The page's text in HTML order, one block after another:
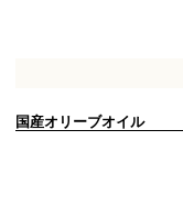
国産オリーブオイル